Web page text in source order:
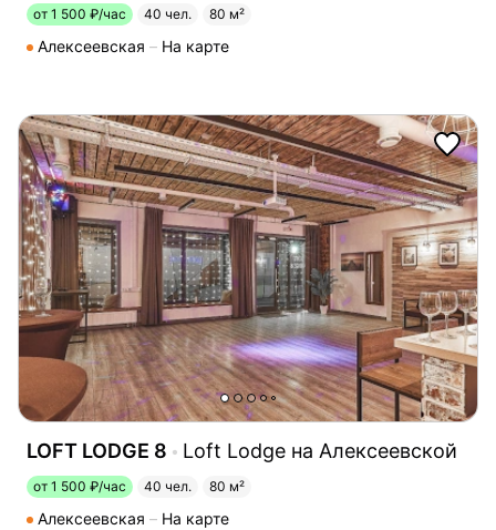
от 1 500 ₽/час 40 чел. 80 м²
Алексеевская На карте
LOFT LODGE 8 Loft Lodge на Алексеевской
от 1 500 ₽/час 40 чел. 80 м²
Алексеевская На карте